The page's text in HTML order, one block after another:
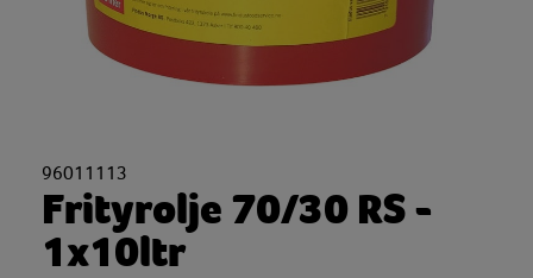
96011113
Frityrolje 70/30 RS -
1x10ltr